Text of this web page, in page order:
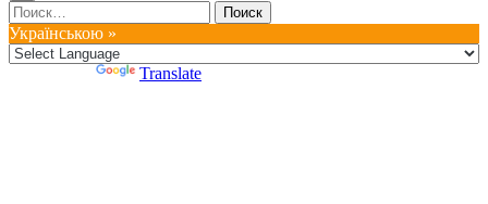
Найти:
Українською »
Translate